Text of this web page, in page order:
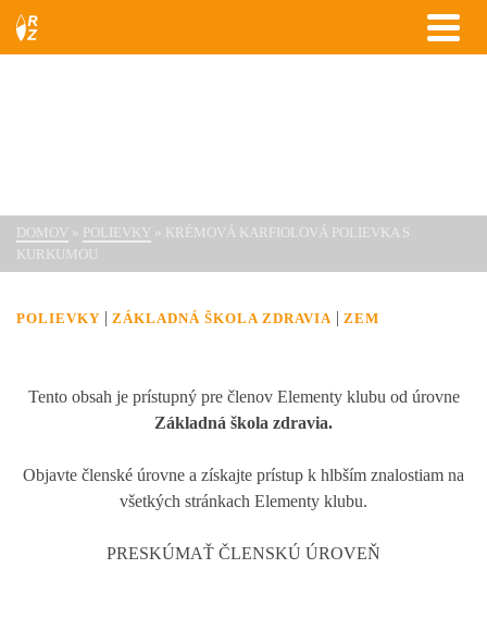
DOMOV » POLIEVKY » KRÉMOVÁ KARFIOLOVÁ POLIEVKA S
KURKUMOU
POLIEVKY | ZÁKLADNÁ ŠKOLA ZDRAVIA | ZEM
Tento obsah je prístupný pre členov Elementy klubu od úrovne
Základná škola zdravia.
Objavte členské úrovne a získajte prístup k hlbším znalostiam na
všetkých stránkach Elementy klubu.
PRESKÚMAŤ ČLENSKÚ ÚROVEŇ